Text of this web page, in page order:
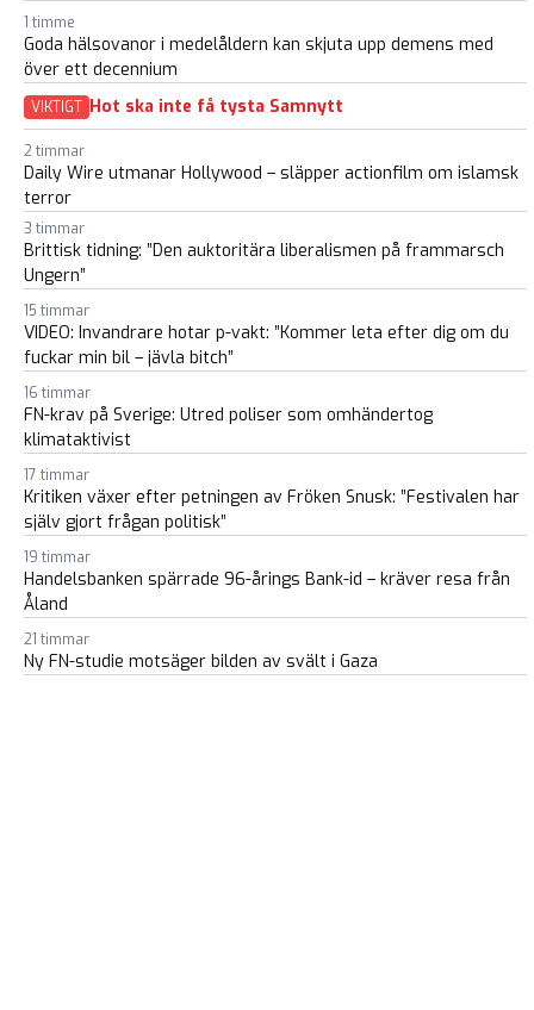
1 timme
Goda hälsovanor i medelåldern kan skjuta upp demens med
över ett decennium
VIKTIGT Hot ska inte få tysta Samnytt
2 timmar
Daily Wire utmanar Hollywood – släpper actionfilm om islamsk
terror
3 timmar
Brittisk tidning: ”Den auktoritära liberalismen på frammarsch
Ungern”
15 timmar
VIDEO: Invandrare hotar p-vakt: ”Kommer leta efter dig om du
fuckar min bil – jävla bitch”
16 timmar
FN-krav på Sverige: Utred poliser som omhändertog
klimataktivist
17 timmar
Kritiken växer efter petningen av Fröken Snusk: ”Festivalen har
själv gjort frågan politisk”
19 timmar
Handelsbanken spärrade 96-årings Bank-id – kräver resa från
Åland
21 timmar
Ny FN-studie motsäger bilden av svält i Gaza